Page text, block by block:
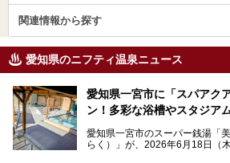
関連情報から探す
愛知県のニフティ温泉ニュース
愛知県一宮市に「スパアク
ン！多彩な浴槽やスタジア
愛知県一宮市のスーパー銭湯「
らく）」が、2026年6月18日（